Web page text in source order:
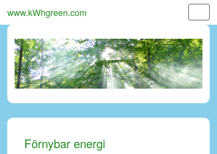
www.kWhgreen.com
Förnybar energi